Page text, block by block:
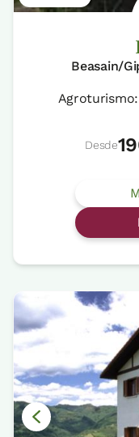
Beasain/
Agroturismo:
Desde